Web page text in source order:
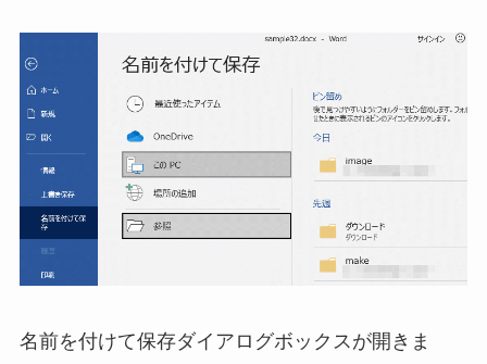
名前を付けて保存ダイアログボックスが開きま